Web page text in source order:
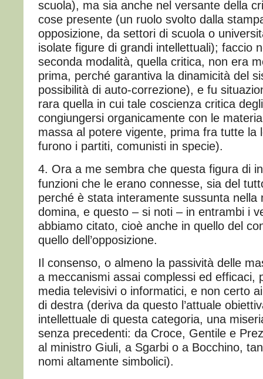
scuola), ma sia anche nel versante della
cose presente (un ruolo svolto dalla
opposizione, da settori di scuola o
isolate figure di grandi intellettuali); faccio
seconda modalità, quella critica, non era
prima, perché garantiva la dinamicità del
possibilità di auto-correzione), e fu
rara quella in cui tale coscienza critica
congiungersi organicamente con le
massa al potere vigente, prima fra tutte la
furono i partiti, comunisti in specie).
4. Ora a me sembra che questa figura di
funzioni che le erano connesse, sia del
perché è stata interamente sussunta nella
domina, e questo – si noti – in entrambi i
abbiamo citato, cioè anche in quello del
quello dell’opposizione.
Il consenso, o almeno la passività delle
a meccanismi assai complessi ed efficaci,
media televisivi o informatici, e non certo
di destra (deriva da questo l’attuale
intellettuale di questa categoria, una
senza precedenti: da Croce, Gentile e
al ministro Giuli, a Sgarbi o a Bocchino,
nomi altamente simbolici).